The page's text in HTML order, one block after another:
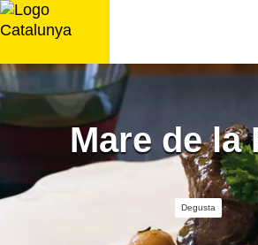
Saltar
al
Mare de la
Degusta